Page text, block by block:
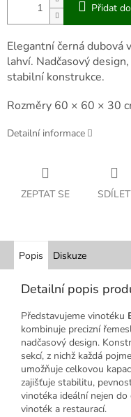
Přidat
Elegantní černá dubová
lahví. Nadčasový
stabilní konstrukce.
Rozměry 60 × 60 × 30
Detailní informace
ZEPTAT SE SDÍLET
Popis Diskuze
Detailní popis
Představujeme vinotéku
kombinuje precizní
nadčasový design.
sekcí, z nichž každá
umožňuje celkovou
zajišťuje stabilitu,
vinotéka ideální nejen
vinoték a restaurací.